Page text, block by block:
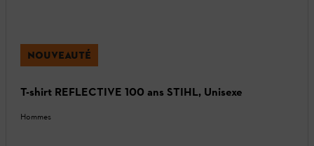
NOUVEAUTÉ
T-shirt REFLECTIVE 100 ans STIHL, Unisexe
Hommes